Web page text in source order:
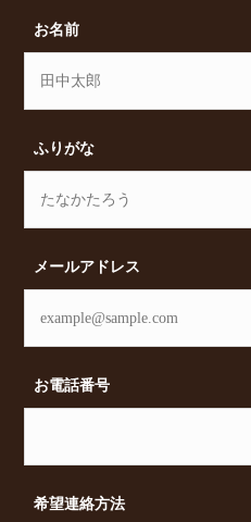
貸物件をご提案いたします。
お名前
ふりがな
メールアドレス
お電話番号
希望連絡方法